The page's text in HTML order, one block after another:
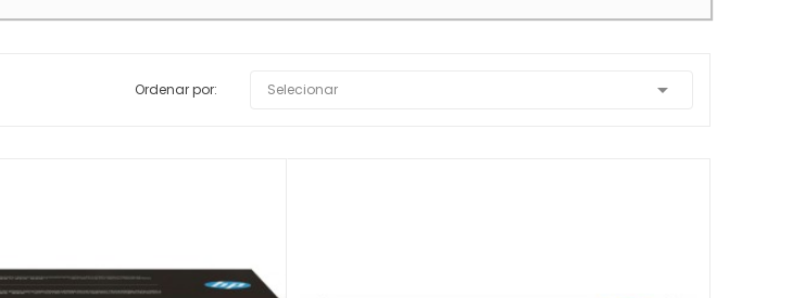
Ordenar por: Selecionar 